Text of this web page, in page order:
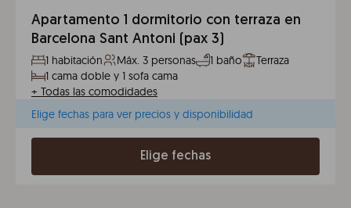
Apartamento 1 dormitorio con terraza en
Barcelona Sant Antoni (pax 3)
1 habitación Máx. 3 personas 1 baño
Terraza
1 cama doble y 1 sofa cama
+ Todas las comodidades
Elige fechas para ver precios y disponibilidad
Elige fechas